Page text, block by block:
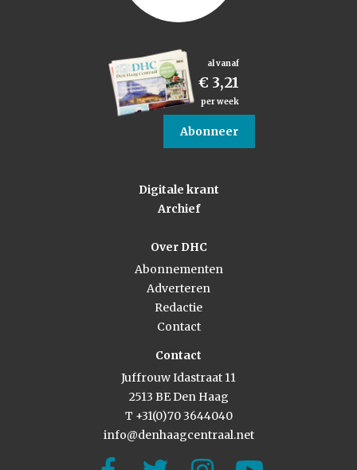
al vanaf
€ 3,21
per week
Abonneer
Digitale krant
Archief
Over DHC
Abonnementen
Adverteren
Redactie
Contact
Contact
Juffrouw Idastraat 11
2513 BE Den Haag
T +31(0)70 3644040
info@denhaagcentraal.net